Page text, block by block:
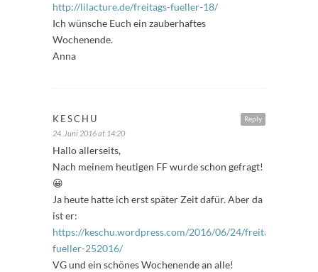
http://lilacture.de/freitags-fueller-18/
Ich wünsche Euch ein zauberhaftes
Wochenende.
Anna
Reply
KESCHU
24. Juni 2016 at 14:20
Hallo allerseits,
Nach meinem heutigen FF wurde schon gefragt!
😀
Ja heute hatte ich erst später Zeit dafür. Aber da
ist er:
https://keschu.wordpress.com/2016/06/24/freitags-
fueller-252016/
VG und ein schönes Wochenende an alle!